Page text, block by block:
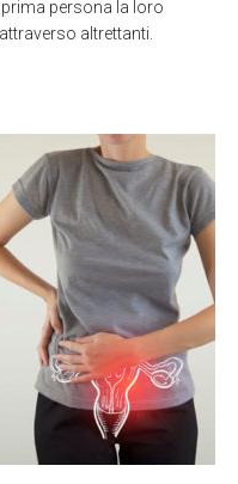
persona la loro
altrettanti.